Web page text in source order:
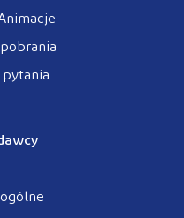
pytania